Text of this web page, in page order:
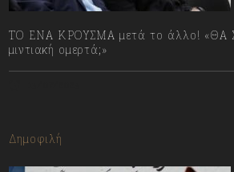
ΤΟ ΕΝΑ ΚΡΟΥΣΜΑ μετά το άλλο! «ΘΑ
μιντιακή ομερτά;»
Δημοφιλή